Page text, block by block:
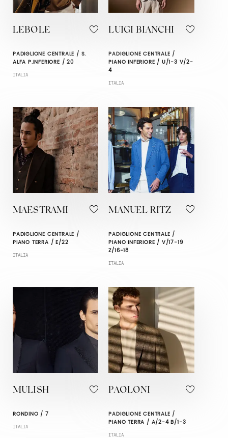
LEBOLE
PADIGLIONE CENTRALE / S.
ALFA P.INFERIORE / 20
ITALIA
LUIGI BIANCHI
PADIGLIONE CENTRALE /
PIANO INFERIORE / U/1-3 V/2-
4
ITALIA
MAESTRAMI
PADIGLIONE CENTRALE /
PIANO TERRA / E/22
ITALIA
MANUEL RITZ
PADIGLIONE CENTRALE /
PIANO INFERIORE / V/17-19
Z/16-18
ITALIA
MULISH
RONDINO / 7
ITALIA
PAOLONI
PADIGLIONE CENTRALE /
PIANO TERRA / A/2-4 B/1-3
ITALIA